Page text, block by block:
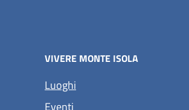
VIVERE MONTE ISOLA
Luoghi
Eventi